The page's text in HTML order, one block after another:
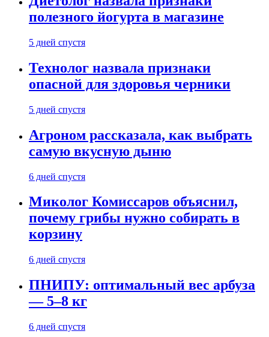
полезного йогурта в магазине
5 дней спустя
Технолог назвала признаки
опасной для здоровья черники
5 дней спустя
Агроном рассказала, как выбрать
самую вкусную дыню
6 дней спустя
Миколог Комиссаров объяснил,
почему грибы нужно собирать в
корзину
6 дней спустя
ПНИПУ: оптимальный вес арбуза
— 5–8 кг
6 дней спустя